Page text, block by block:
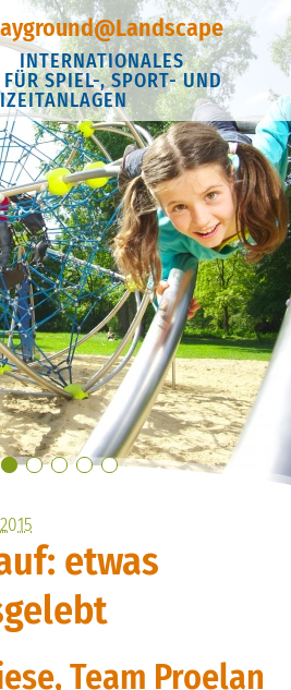
INTERNATIONALES
SPIEL-, SPORT- UND
etwas
Team Proelan